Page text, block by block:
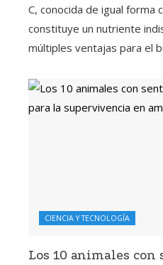
C, conocida de igual forma
constituye un nutriente
múltiples ventajas para el
CIENCIA Y TECNOLOGÍA
Los 10 animales con